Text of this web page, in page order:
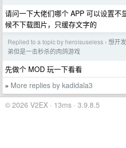
请问一下大佬们哪个 APP 可以设置不
候不下载图片，只缓存文字的
Replied to a topic by heroisuseless › 想开
弟但是一击秒杀的肉鸽游戏
先做个 MOD 玩一下看看
» More replies by kadidala3
© 2026 V2EX · 13ms · 3.9.8.5